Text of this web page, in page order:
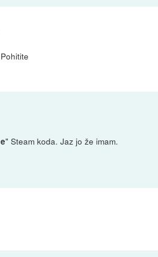
" Steam koda. Jaz jo že imam.